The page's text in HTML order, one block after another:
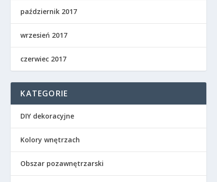
październik 2017
wrzesień 2017
czerwiec 2017
KATEGORIE
DIY dekoracyjne
Kolory wnętrzach
Obszar pozawnętrzarski